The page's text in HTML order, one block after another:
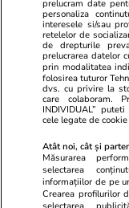
să declanșeze
Politică
Fostul
Augustin
Justiția a decis
inițierii Legii
bugetarilor:
Justiției să se
legiferare”
prelucram date
personaliza
interesele si/sau
retelelor de
de drepturile
prelucrarea datelor
prin modalitatea
folosirea tuturor
dvs. cu privire la
care colaboram.
INDIVIDUAL”
cele legate de
Atât noi, cât și
Măsurarea
selectarea
informațiilor de pe
Crearea profilurilor